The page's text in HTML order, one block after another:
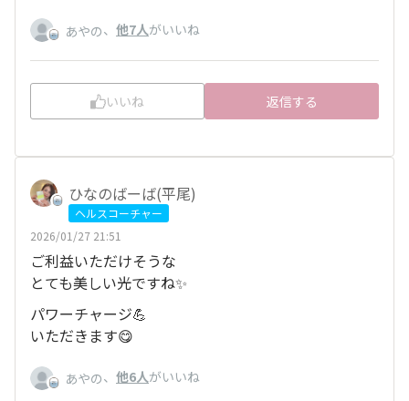
あやの、 他7人がいいね
いいね 返信する
ひなのばーば(平尾)
ヘルスコーチャー
2026/01/27 21:51
ご利益いただけそうな
とても美しい光ですね✨
パワーチャージ💪
いただきます😋
あやの、 他6人がいいね